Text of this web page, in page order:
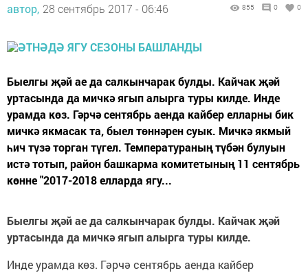
автор, 28 сентябрь 2017 - 06:46 855 0 0
Быелгы җәй ае да салкынчарак булды. Кайчак җәй
уртасында да мичкә ягып алырга туры килде. Инде
урамда көз. Гәрчә сентябрь аенда кайбер елларны бик
мичкә якмасак та, быел төннәрен суык. Мичкә якмый
һич түзә торган түгел. Температураның түбән булуын
истә тотып, район башкарма комитетының 11 сентябрь
көнне "2017-2018 елларда ягу...
Быелгы җәй ае да салкынчарак булды. Кайчак җәй
уртасында да мичкә ягып алырга туры килде.
Инде урамда көз. Гәрчә сентябрь аенда кайбер